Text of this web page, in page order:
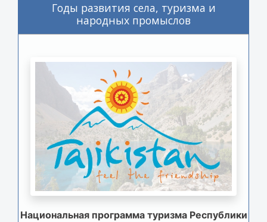
Годы развития села, туризма и
народных промыслов
Национальная программа туризма Республики